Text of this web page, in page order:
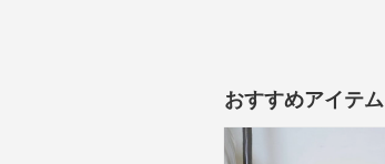
おすすめアイテム